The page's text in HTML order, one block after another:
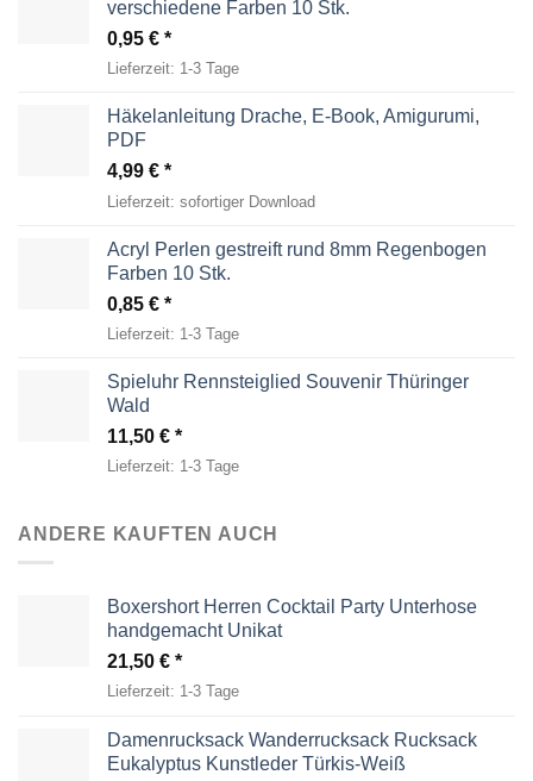
verschiedene Farben 10 Stk.
0,95 €
Lieferzeit: 1-3 Tage
Häkelanleitung Drache, E-Book, Amigurumi,
PDF
4,99 €
Lieferzeit: sofortiger Download
Acryl Perlen gestreift rund 8mm Regenbogen
Farben 10 Stk.
0,85 €
Lieferzeit: 1-3 Tage
Spieluhr Rennsteiglied Souvenir Thüringer
Wald
11,50 €
Lieferzeit: 1-3 Tage
ANDERE KAUFTEN AUCH
Boxershort Herren Cocktail Party Unterhose
handgemacht Unikat
21,50 €
Lieferzeit: 1-3 Tage
Damenrucksack Wanderrucksack Rucksack
Eukalyptus Kunstleder Türkis-Weiß